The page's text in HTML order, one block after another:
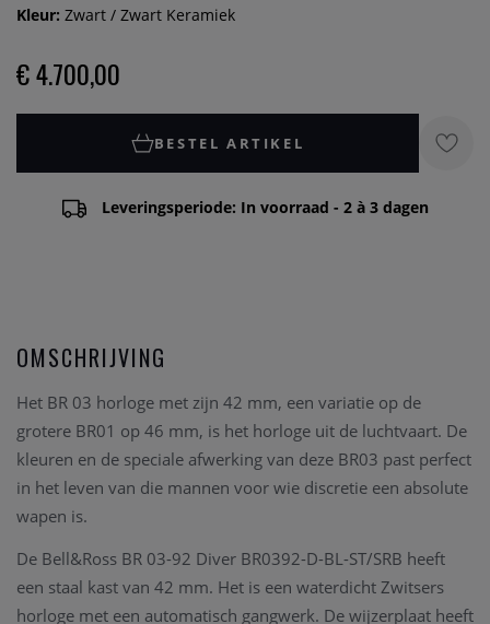
Kleur: Zwart / Zwart Keramiek
€ 4.700,00
BESTEL ARTIKEL
Leveringsperiode: In voorraad - 2 à 3 dagen
OMSCHRIJVING
Het BR 03 horloge met zijn 42 mm, een variatie op de
grotere BR01 op 46 mm, is het horloge uit de luchtvaart. De
kleuren en de speciale afwerking van deze BR03 past perfect
in het leven van die mannen voor wie discretie een absolute
wapen is.
De Bell&Ross BR 03-92 Diver BR0392-D-BL-ST/SRB heeft
een staal kast van 42 mm. Het is een waterdicht Zwitsers
horloge met een automatisch gangwerk. De wijzerplaat heeft